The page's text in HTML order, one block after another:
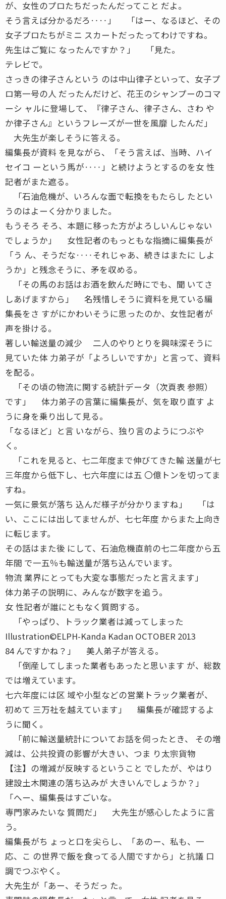
が、女性のプロたちだったんだってこと だよ。
そう言えば分かるだろ‥‥」 「はー、なるほど、その
女子プロたちがミニ スカートだったってわけですね。
先生はご覧に なったんですか？」 「見た。
テレビで。
さっきの律子さんという のは中山律子といって、女子プ
ロ第一号の人 だったんだけど、花王のシャンプーのコマ
ーシ ャルに登場して、『律子さん、律子さん、さわ や
か律子さん』というフレーズが一世を風靡 したんだ」
大先生が楽しそうに答える。
編集長が資料 を見ながら、「そう言えば、当時、ハイ
セイコ ーという馬が‥‥」と続けようとするのを女 性
記者がまた遮る。
「石油危機が、いろんな面で転換をもたらし たとい
うのはよーく分かりました。
もうそろ そろ、本題に移った方がよろしいんじゃない
でしょうか」 女性記者のもっともな指摘に編集長が
「う ん、そうだな‥‥それじゃあ、続きはまたに しよ
うか」と残念そうに、矛を収める。
「その馬のお話はお酒を飲んだ時にでも、聞 いてさ
しあげますから」 名残惜しそうに資料を見ている編
集長をさ すがにかわいそうに思ったのか、女性記者が
声を掛ける。
著しい輸送量の減少 二人のやりとりを興味深そうに
見ていた体 力弟子が「よろしいですか」と言って、資料
を配る。
「その頃の物流に関する統計データ（次頁表 参照）
です」 体力弟子の言葉に編集長が、気を取り直す よ
うに身を乗り出して見る。
「なるほど」と言 いながら、独り言のようにつぶや
く。
「これを見ると、七二年度まで伸びてきた輸 送量が七
三年度から低下し、七六年度には五 〇億トンを切ってま
すね。
一気に景気が落ち 込んだ様子が分かりますね」 「は
い、ここには出してませんが、七七年度 からまた上向き
に転じます。
その話はまた後 にして、石油危機直前の七二年度から五
年間 で一五％も輸送量が落ち込んでいます。
物流 業界にとっても大変な事態だったと言えます」
体力弟子の説明に、みんなが数字を追う。
女 性記者が誰にともなく質問する。
「やっぱり、トラック業者は減ってしまった
Illustration©ELPH-Kanda Kadan OCTOBER 2013
84 んですかね？」 美人弟子が答える。
「倒産してしまった業者もあったと思います が、総数
では増えています。
七六年度には区 域や小型などの営業トラック業者が、
初めて 三万社を越えています」 編集長が確認するよ
うに聞く。
「前に輸送量統計についてお話を伺ったとき、 その増
減は、公共投資の影響が大きい、つま り太宗貨物
【注】の増減が反映するということ でしたが、やはり
建設土木関連の落ち込みが 大きいんでしょうか？」
「へー、編集長はすごいな。
専門家みたいな 質問だ」 大先生が感心したように言
う。
編集長がち ょっと口を尖らし、「あのー、私も、一
応、こ の世界で飯を食ってる人間ですから」と抗議 口
調でつぶやく。
大先生が「あー、そうだっ た。